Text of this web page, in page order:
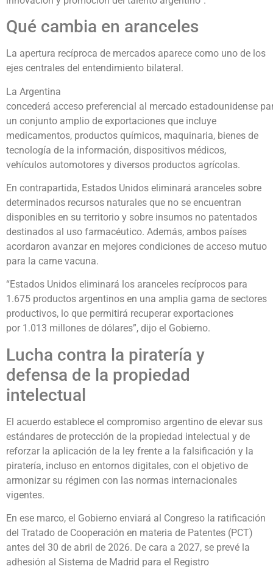
Qué cambia en aranceles
La apertura recíproca de mercados aparece como uno de los
ejes centrales del entendimiento bilateral.
La Argentina
concederá acceso preferencial al mercado estadounidense
un conjunto amplio de exportaciones que incluye
medicamentos, productos químicos, maquinaria, bienes de
tecnología de la información, dispositivos médicos,
vehículos automotores y diversos productos agrícolas.
En contrapartida, Estados Unidos eliminará aranceles sobre
determinados recursos naturales que no se encuentran
disponibles en su territorio y sobre insumos no patentados
destinados al uso farmacéutico. Además, ambos países
acordaron avanzar en mejores condiciones de acceso mutuo
para la carne vacuna.
“Estados Unidos eliminará los aranceles recíprocos para
1.675 productos argentinos en una amplia gama de sectores
productivos, lo que permitirá recuperar exportaciones
por 1.013 millones de dólares”, dijo el Gobierno.
Lucha contra la piratería y
defensa de la propiedad
intelectual
El acuerdo establece el compromiso argentino de elevar sus
estándares de protección de la propiedad intelectual y de
reforzar la aplicación de la ley frente a la falsificación y la
piratería, incluso en entornos digitales, con el objetivo de
armonizar su régimen con las normas internacionales
vigentes.
En ese marco, el Gobierno enviará al Congreso la ratificación
del Tratado de Cooperación en materia de Patentes (PCT)
antes del 30 de abril de 2026. De cara a 2027, se prevé la
adhesión al Sistema de Madrid para el Registro